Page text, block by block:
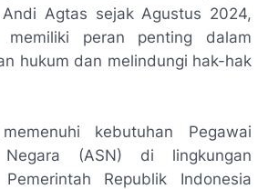
Agtas sejak Agustus 2024,
memiliki peran penting dalam
hukum dan melindungi hak-hak
kebutuhan Pegawai
(ASN) di lingkungan
Pemerintah Republik Indonesia